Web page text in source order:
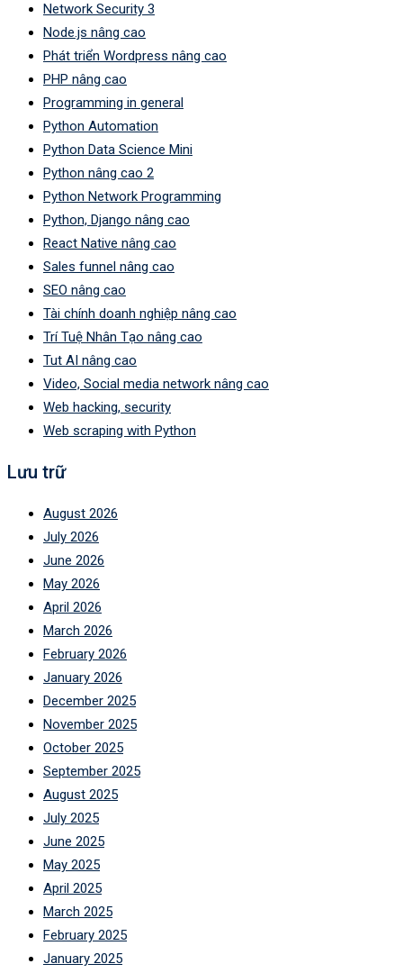
Network Security 3
Node.js nâng cao
Phát triển Wordpress nâng cao
PHP nâng cao
Programming in general
Python Automation
Python Data Science Mini
Python nâng cao 2
Python Network Programming
Python, Django nâng cao
React Native nâng cao
Sales funnel nâng cao
SEO nâng cao
Tài chính doanh nghiệp nâng cao
Trí Tuệ Nhân Tạo nâng cao
Tut AI nâng cao
Video, Social media network nâng cao
Web hacking, security
Web scraping with Python
Lưu trữ
August 2026
July 2026
June 2026
May 2026
April 2026
March 2026
February 2026
January 2026
December 2025
November 2025
October 2025
September 2025
August 2025
July 2025
June 2025
May 2025
April 2025
March 2025
February 2025
January 2025